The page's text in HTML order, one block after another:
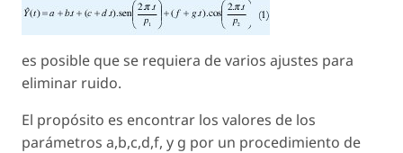
es posible que se requiera de varios ajustes para
eliminar ruido.
El propósito es encontrar los valores de los
parámetros a,b,c,d,f, y g por un procedimiento de